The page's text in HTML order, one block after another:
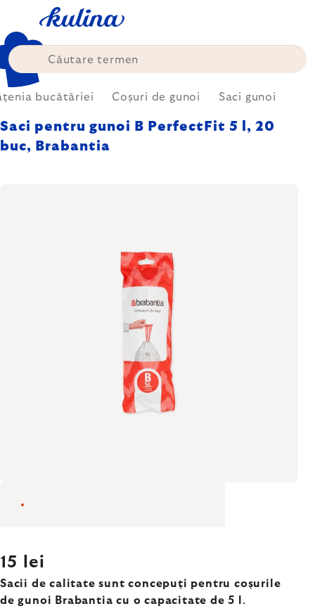
conținut
bucătăriei Coșuri de gunoi Saci gunoi
Saci pentru gunoi B PerfectFit 5 l, 20
buc, Brabantia
15 lei
Sacii de calitate sunt concepuți pentru coșurile
de gunoi Brabantia cu o capacitate de 5 l .